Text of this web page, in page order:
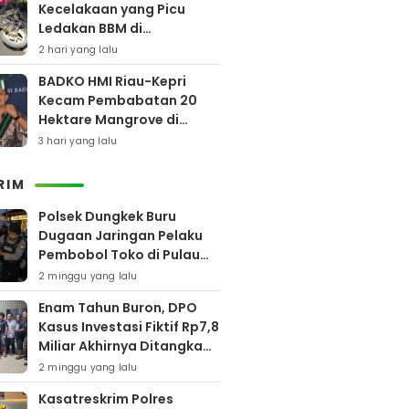
Kecelakaan yang Picu
Ledakan BBM di
Pamekasan
2 hari yang lalu
BADKO HMI Riau-Kepri
Kecam Pembabatan 20
Hektare Mangrove di
Bengkalis
3 hari yang lalu
Polsek Dungkek Buru
Dugaan Jaringan Pelaku
Pembobol Toko di Pulau
Gili Iyang
2 minggu yang lalu
Enam Tahun Buron, DPO
Kasus Investasi Fiktif Rp7,8
Miliar Akhirnya Ditangkap
Polres Pamekasan
2 minggu yang lalu
Kasatreskrim Polres